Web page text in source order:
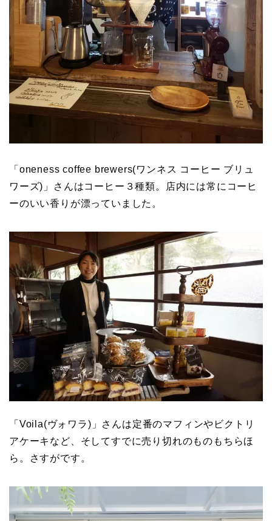
「oneness coffee brewers(ワンネス コーヒー ブリュ
ワーズ)」さんはコーヒー３種類。店内には常にコーヒ
ーのいい香りが漂っていました。
「Voila(ヴォワラ)」さんは定番のマフィンやビクトリ
アケーキなど、そしてすでに売り切れのものもちらほ
ら。さすがです。